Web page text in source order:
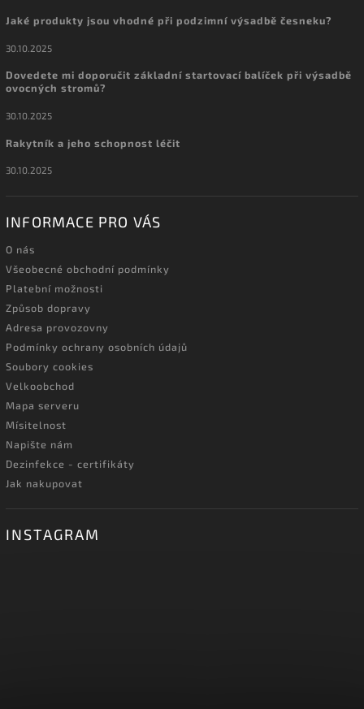
Jaké produkty jsou vhodné při podzimní výsadbě česneku?
30.10.2025
Dovedete mi doporučit základní startovací balíček při výsadbě
ovocných stromů?
30.10.2025
Rakytník a jeho schopnost léčit
30.10.2025
INFORMACE PRO VÁS
O nás
Všeobecné obchodní podmínky
Platební možnosti
Způsob dopravy
Adresa provozovny
Podmínky ochrany osobních údajů
Soubory cookies
Velkoobchod
Mapa serveru
Mísitelnost
Napište nám
Dezinfekce - certifikáty
Jak nakupovat
INSTAGRAM